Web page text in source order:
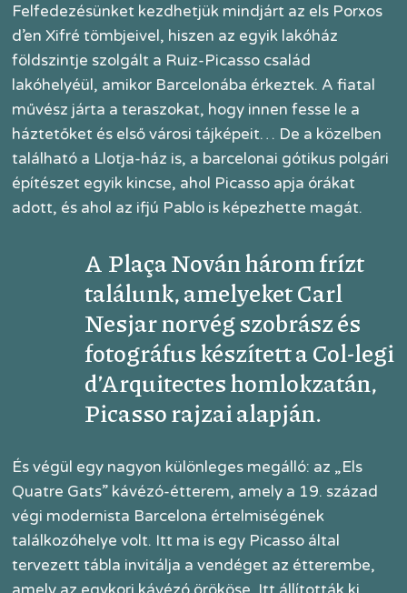
Felfedezésünket kezdhetjük mindjárt az els Porxos
d’en Xifré tömbjeivel, hiszen az egyik lakóház
földszintje szolgált a Ruiz-Picasso család
lakóhelyéül, amikor Barcelonába érkeztek. A fiatal
művész járta a teraszokat, hogy innen fesse le a
háztetőket és első városi tájképeit… De a közelben
található a Llotja-ház is, a barcelonai gótikus polgári
építészet egyik kincse, ahol Picasso apja órákat
adott, és ahol az ifjú Pablo is képezhette magát.
A Plaça Nován három frízt
találunk, amelyeket Carl
Nesjar norvég szobrász és
fotográfus készített a Col-legi
d’Arquitectes homlokzatán,
Picasso rajzai alapján.
És végül egy nagyon különleges megálló: az „Els
Quatre Gats” kávézó-étterem, amely a 19. század
végi modernista Barcelona értelmiségének
találkozóhelye volt. Itt ma is egy Picasso által
tervezett tábla invitálja a vendéget az étterembe,